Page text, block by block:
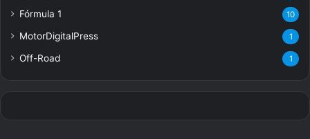
Fórmula 1 10
MotorDigitalPress 1
Off-Road 1